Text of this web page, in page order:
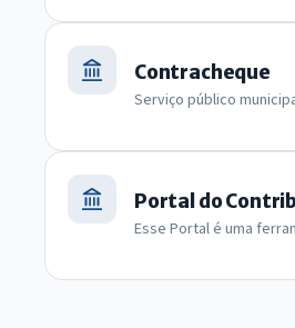
Contracheque
Serviço público
Portal do
Esse Portal é uma